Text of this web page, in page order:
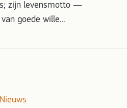
zijn levensmotto —
van goede wille…
Nieuws